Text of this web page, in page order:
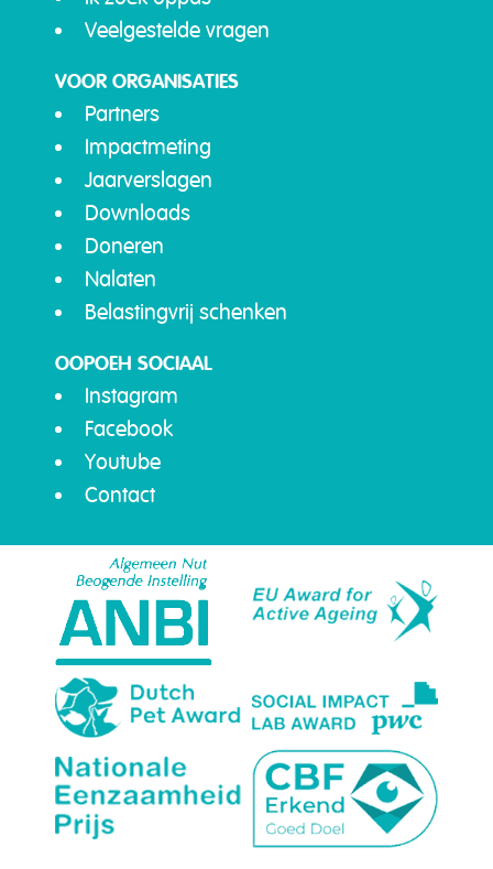
Veelgestelde vragen
VOOR ORGANISATIES
Partners
Impactmeting
Jaarverslagen
Downloads
Doneren
Nalaten
Belastingvrij schenken
OOPOEH SOCIAAL
Instagram
Facebook
Youtube
Contact